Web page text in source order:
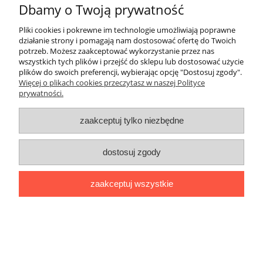
ZakupyTV.net
| Al. Wojska Polskiego 86 | 65-762 Zielona Góra |
woj. lubuskie | tel: 535 937 897 | mail: groupsale@poczta.fm
pokaż pełną wersję strony
Sklep internetowy Shoper.pl
Dbamy o Twoją prywatność
Pliki cookies i pokrewne im technologie umożliwiają poprawne
działanie strony i pomagają nam dostosować ofertę do Twoich
potrzeb. Możesz zaakceptować wykorzystanie przez nas
wszystkich tych plików i przejść do sklepu lub dostosować użycie
plików do swoich preferencji, wybierając opcję "Dostosuj zgody".
Więcej o plikach cookies przeczytasz w naszej Polityce
prywatności.
zaakceptuj tylko niezbędne
dostosuj zgody
zaakceptuj wszystkie